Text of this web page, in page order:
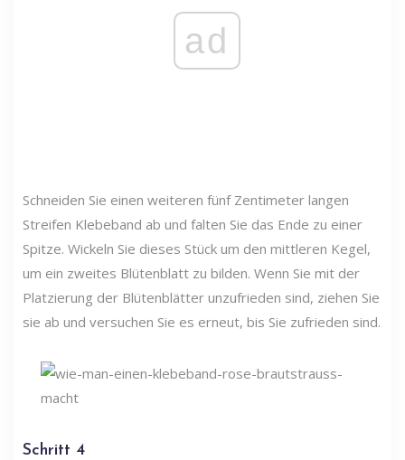
ad
Schneiden Sie einen weiteren fünf Zentimeter langen
Streifen Klebeband ab und falten Sie das Ende zu einer
Spitze. Wickeln Sie dieses Stück um den mittleren Kegel,
um ein zweites Blütenblatt zu bilden. Wenn Sie mit der
Platzierung der Blütenblätter unzufrieden sind, ziehen Sie
sie ab und versuchen Sie es erneut, bis Sie zufrieden sind.
Schritt 4